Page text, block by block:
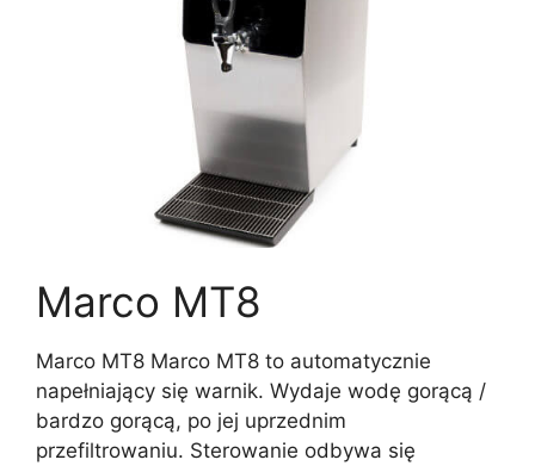
Marco MT8
Marco MT8 Marco MT8 to automatycznie
napełniający się warnik. Wydaje wodę gorącą /
bardzo gorącą, po jej uprzednim
przefiltrowaniu. Sterowanie odbywa się